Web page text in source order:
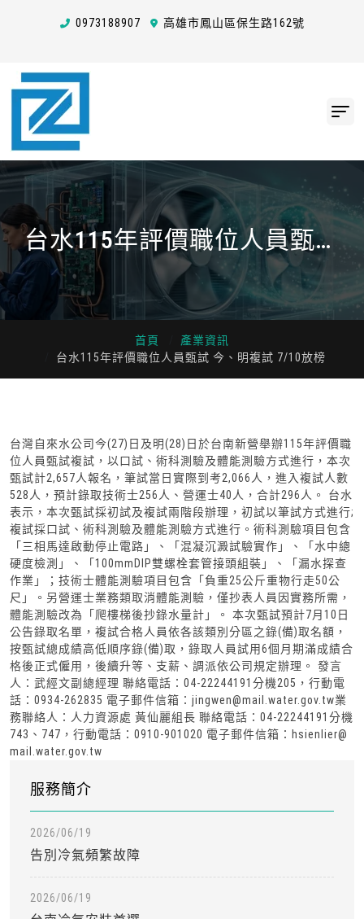
09731 88907 高雄市鳳山區保生路162號
台水115年評價職位人員甄試
今、明複試 7/10放榜
首頁
產業資訊
台水115年評價職位人員甄試 今、明複試 7/10放榜
服務簡介
2026/06/19
告別冷氣頻繁故障
2026/06/19
台灣自來水公司今(27)日及明(28)日於台南新營舉辦115年評價職
位人員甄試複試，以口試、術科測驗及體能測驗方式進行，本次
甄試計2,657人報名，筆試當日實際到考2,066人，進入複試人數
528人，預計錄取技術士256人、營運士40人，合計296人。 台水
表示，本次甄試採初試及複試兩階段辦理，初試以筆試方式進行;
複試採口試、術科測驗及體能測驗方式進行。術科測驗項目包含
「三相馬達啟動停止電路」、「混凝沉澱試驗實作」、「水中總
硬度檢測」、「100mmDIP雙螺栓套管接頭組裝」、「漏水探查
作業」；技術士體能測驗項目包含「負重25公斤重物行走50公
尺」。另營運士業務類取消體能測驗，僅抄表人員因實務所需，
體能測驗改為「爬樓梯後抄錄水量計」。 本次甄試預計7月10日
公告錄取名單，複試合格人員依各該類別分區之錄(備)取名額，
按甄試總成績高低順序錄(備)取，錄取人員試用6個月期滿成績合
格後正式僱用，後續升等、支薪、調派依公司規定辦理。 發言
人：武經文副總經理 聯絡電話：04-22244191分機205，行動電
話：0934-262835 電子郵件信箱：jingwen@mail.water.gov.tw業
務聯絡人：人力資源處 黃仙麗組長 聯絡電話：04-22244191分機
743、747，行動電話：0910-901020 電子郵件信箱：hsienlier@
mail.water.gov.tw